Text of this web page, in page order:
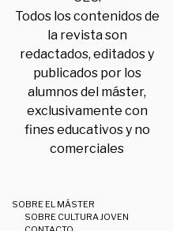
Todos los contenidos de
la revista son
redactados, editados y
publicados por los
alumnos del máster,
exclusivamente con
fines educativos y no
comerciales
SOBRE EL MÁSTER
SOBRE CULTURA JOVEN